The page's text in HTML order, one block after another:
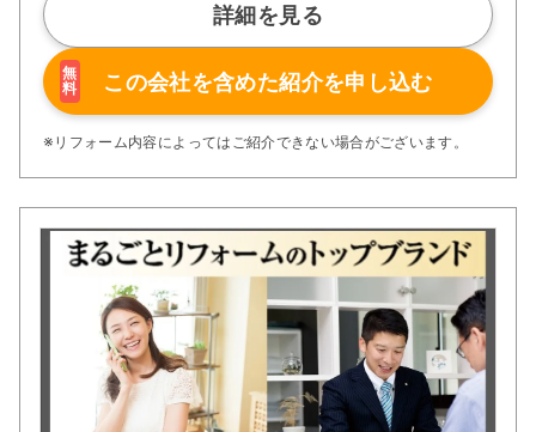
詳細を見る
無
料
この会社を含めた紹介を申し込む
※リフォーム内容によってはご紹介できない場合がございます。